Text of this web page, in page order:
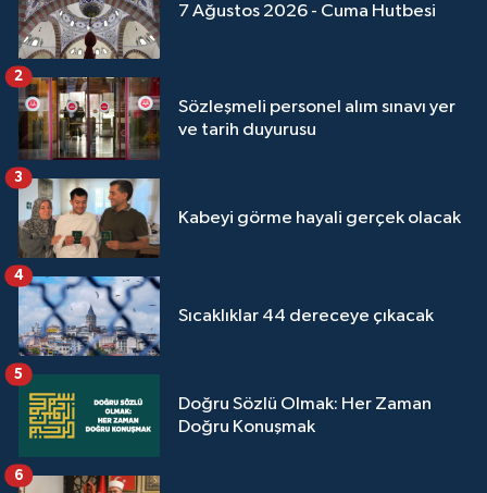
7 Ağustos 2026 - Cuma Hutbesi
Sözleşmeli personel alım sınavı yer
ve tarih duyurusu
2
Kabeyi görme hayali gerçek olacak
3
Sıcaklıklar 44 dereceye çıkacak
4
Doğru Sözlü Olmak: Her Zaman
Doğru Konuşmak
5
6